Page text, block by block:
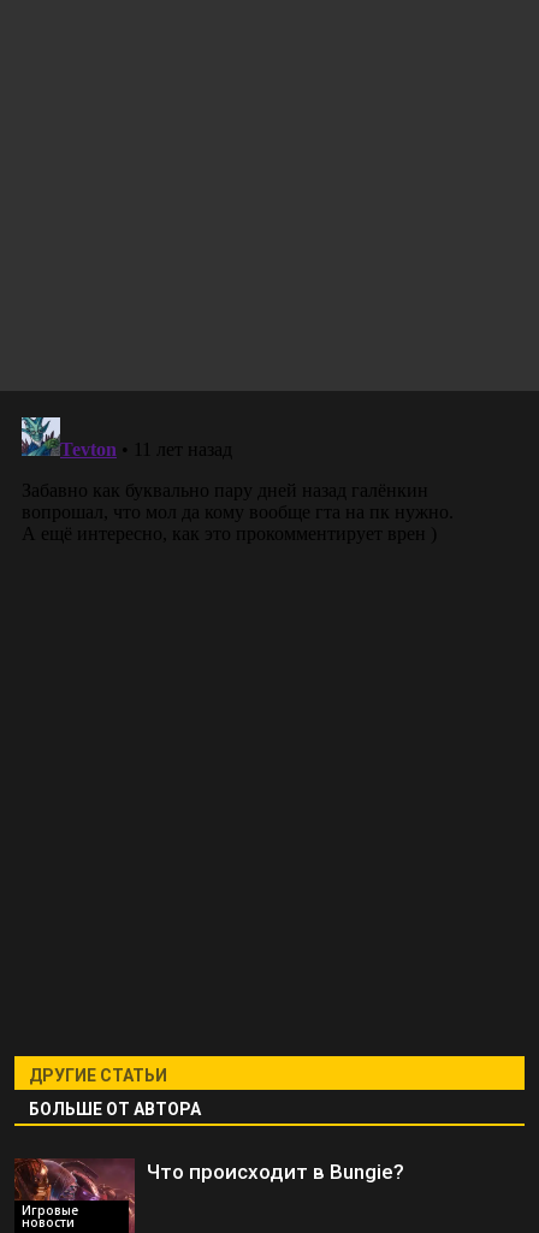
ДРУГИЕ СТАТЬИ
БОЛЬШЕ ОТ АВТОРА
Игровые
новости
Что происходит в Bungie?